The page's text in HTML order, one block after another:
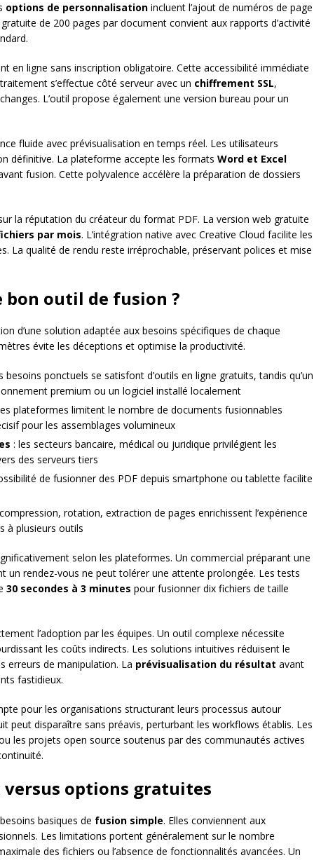
options de personnalisation incluent l’ajout de numéros de page
de 200 pages par document convient aux rapports d’activité
en ligne sans inscription obligatoire. Cette accessibilité immédiate
s’effectue côté serveur avec un chiffrement SSL,
L’outil propose également une version bureau pour un
fluide avec prévisualisation en temps réel. Les utilisateurs
définitive. La plateforme accepte les formats Word et Excel
fusion. Cette polyvalence accélère la préparation de dossiers
la réputation du créateur du format PDF. La version web gratuite
par mois. L’intégration native avec Creative Cloud facilite les
La qualité de rendu reste irréprochable, préservant polices et mise
bon outil de fusion ?
d’une solution adaptée aux besoins spécifiques de chaque
évite les déceptions et optimise la productivité.
besoins ponctuels se satisfont d’outils en ligne gratuits, tandis qu’un
premium ou un logiciel installé localement
plateformes limitent le nombre de documents fusionnables
pour les assemblages volumineux
: les secteurs bancaire, médical ou juridique privilégient les
des serveurs tiers
de fusionner des PDF depuis smartphone ou tablette facilite
rotation, extraction de pages enrichissent l’expérience
à plusieurs outils
selon les plateformes. Un commercial préparant une
un rendez-vous ne peut tolérer une attente prolongée. Les tests
30 secondes à 3 minutes pour fusionner dix fichiers de taille
l’adoption par les équipes. Un outil complexe nécessite
les coûts indirects. Les solutions intuitives réduisent le
erreurs de manipulation. La prévisualisation du résultat avant
fastidieux.
pour les organisations structurant leurs processus autour
peut disparaître sans préavis, perturbant les workflows établis. Les
les projets open source soutenus par des communautés actives
options gratuites
basiques de fusion simple. Elles conviennent aux
Les limitations portent généralement sur le nombre
des fichiers ou l’absence de fonctionnalités avancées. Un